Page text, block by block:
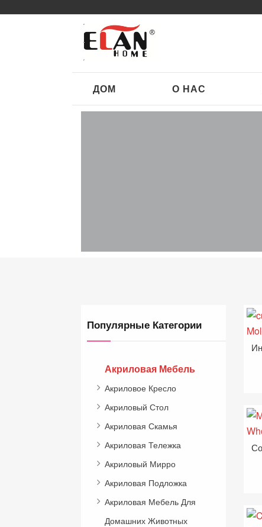
ДОМ О НАС
Популярные Категории
Акриловая Мебель
Акриловое Кресло
Акриловый Стол
Акриловая Скамья
Акриловая Тележка
Акриловый Мирро
Акриловая Подложка
Акриловая Мебель Для
Домашних Животных